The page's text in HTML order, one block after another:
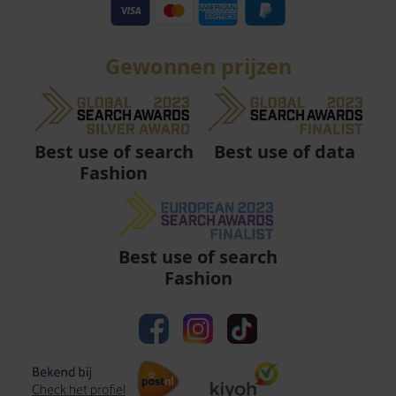
Gewonnen prijzen
Best use of search
Fashion
Best use of data
Best use of search
Fashion